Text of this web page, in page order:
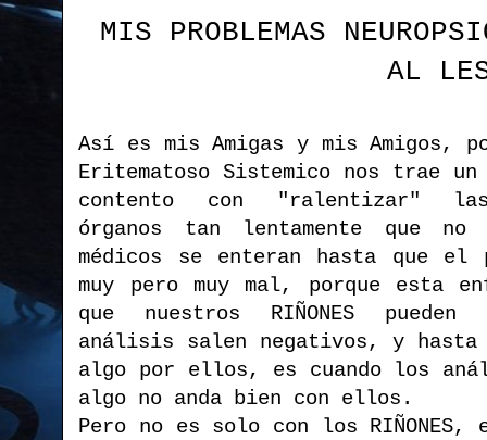
MIS PROBLEMAS
AL
Así es mis Amigas y mis Amigos,
Eritematoso Sistemico nos trae
contento con "ralentizar"
órganos tan lentamente que
médicos se enteran hasta que el
muy pero muy mal, porque esta
que nuestros RIÑONES
análisis salen negativos, y hasta
algo por ellos, es cuando los
algo no anda bien con ellos.
Pero no es solo con los